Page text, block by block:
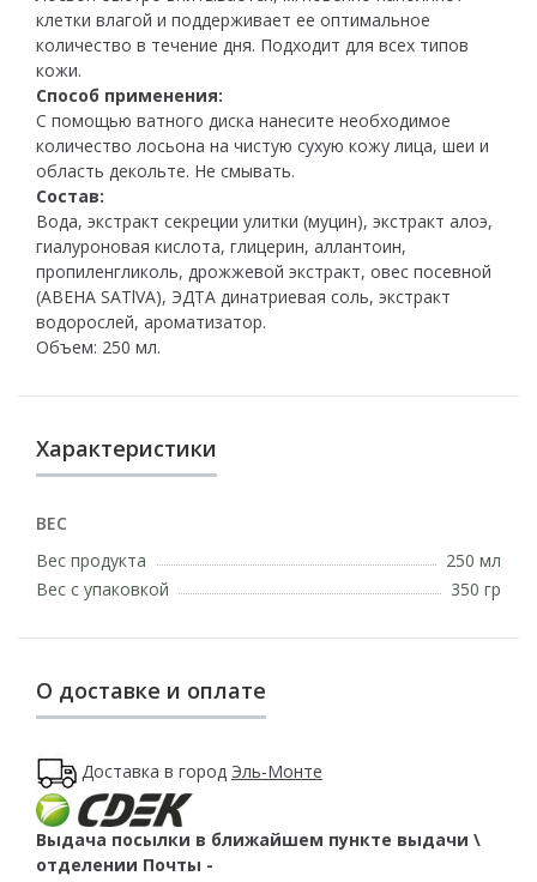
клетки влагой и поддерживает ее оптимальное
количество в течение дня. Подходит для всех типов
кожи.
Способ применения:
С помощью ватного диска нанесите необходимое
количество лосьона на чистую сухую кожу лица, шеи и
область декольте. Не смывать.
Состав:
Вода, экстракт секреции улитки (муцин), экстракт алоэ,
гиалуроновая кислота, глицерин, аллантоин,
пропиленгликоль, дрожжевой экстракт, овес посевной
(АВЕНА SATlVA), ЭДТА динатриевая соль, экстракт
водорослей, ароматизатор.
Объем: 250 мл.
Характеристики
ВЕС
Вес продукта
250 мл
Вес с упаковкой
350 гр
О доставке и оплате
Доставка в город Эль-Монте
Выдача посылки в ближайшем пункте выдачи \
отделении Почты -